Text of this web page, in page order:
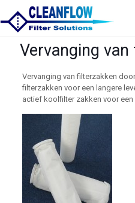
Vervanging
Vervanging van filterzakken
filterzakken voor een langere
actief koolfilter zakken voor